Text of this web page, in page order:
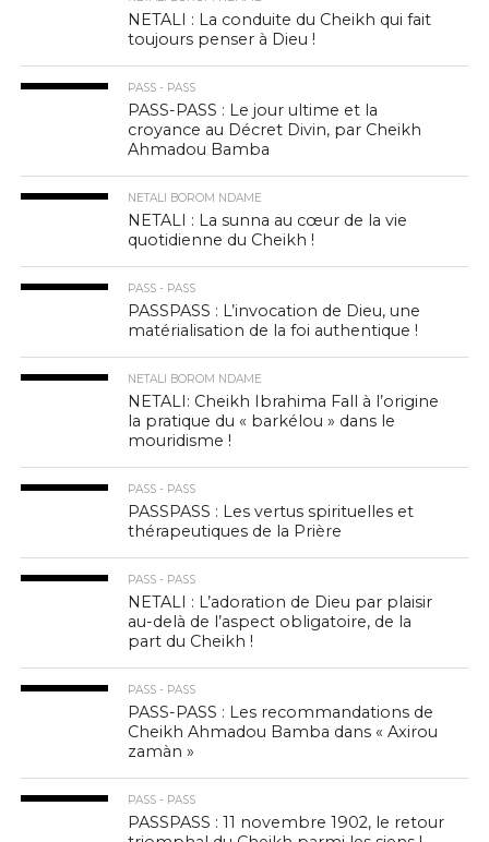
NETALI : La conduite du Cheikh qui fait
toujours penser à Dieu !
PASS - PASS
PASS-PASS : Le jour ultime et la
croyance au Décret Divin, par Cheikh
Ahmadou Bamba
NETALI BOROM NDAME
NETALI : La sunna au cœur de la vie
quotidienne du Cheikh !
PASS - PASS
PASSPASS : L’invocation de Dieu, une
matérialisation de la foi authentique !
NETALI BOROM NDAME
NETALI: Cheikh Ibrahima Fall à l’origine
la pratique du « barkélou » dans le
mouridisme !
PASS - PASS
PASSPASS : Les vertus spirituelles et
thérapeutiques de la Prière
PASS - PASS
NETALI : L’adoration de Dieu par plaisir
au-delà de l’aspect obligatoire, de la
part du Cheikh !
PASS - PASS
PASS-PASS : Les recommandations de
Cheikh Ahmadou Bamba dans « Axirou
zamàn »
PASS - PASS
PASSPASS : 11 novembre 1902, le retour